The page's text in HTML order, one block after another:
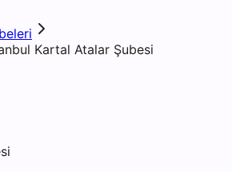
Kartal Atalar Şubesi